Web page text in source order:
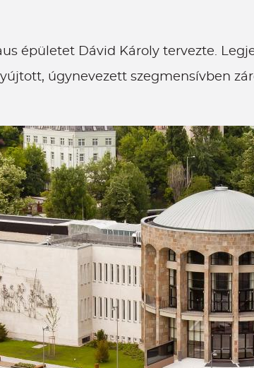
épületet Dávid Károly tervezte.
úgynevezett szegmensívben